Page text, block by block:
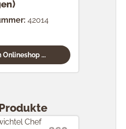
42014
Onlineshop ...